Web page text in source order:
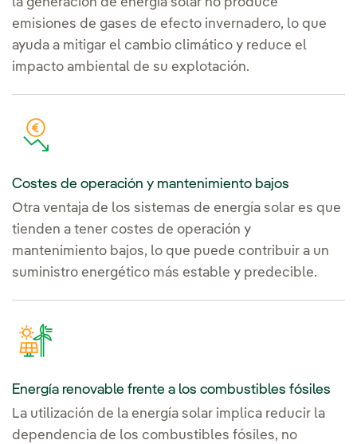
la generación de energía solar no produce
emisiones de gases de efecto invernadero, lo que
ayuda a mitigar el cambio climático y reduce el
impacto ambiental de su explotación.
Costes de operación y mantenimiento bajos
Otra ventaja de los sistemas de energía solar es que
tienden a tener costes de operación y
mantenimiento bajos, lo que puede contribuir a un
suministro energético más estable y predecible.
Energía renovable frente a los combustibles fósiles
La utilización de la energía solar implica reducir la
dependencia de los combustibles fósiles, no